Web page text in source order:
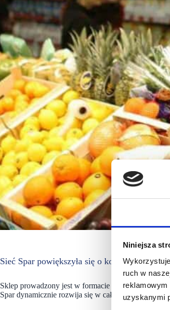
Niniejsza
ruch w
uzyskanymi
Sieć Spar powiększyła się o kolejną sklep w
Sklep prowadzony jest w formacie Spar Express
Spar dynamicznie rozwija się w całej Polsce i szuka